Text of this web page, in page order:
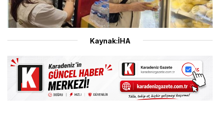
Kaynak:İHA